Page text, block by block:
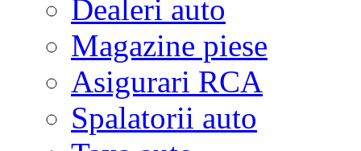
Dealeri auto
Magazine piese
Asigurari RCA
Spalatorii auto